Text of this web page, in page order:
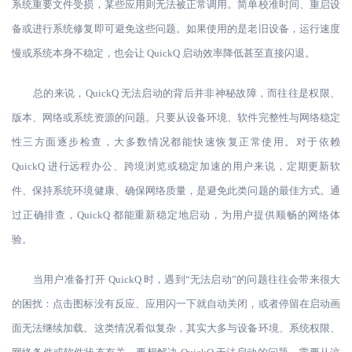
系统重要文件受损，某些应用则无法被正常调用。简单校准时间、重启设
备或进行系统修复即可避免这些问题。如果使用的是老旧设备，运行速度
慢或系统本身不稳定，也会让 QuickQ 启动效率降低甚至直接闪退。
总的来说， QuickQ 无法启动的背后并非神秘故障，而往往是权限、
版本、网络或系统资源的问题。只要从设备环境、软件完整性与网络稳定
性三方面逐步检查，大多数情况都能快速恢复正常使用。对于依赖
QuickQ 进行远程办公、跨境浏览或稳定加速的用户来说，定期更新软
件、保持系统环境健康、确保网络质量，是避免此类问题的最佳方式。通
过正确排查，QuickQ 都能重新稳定地启动，为用户提供顺畅的网络体
验。
当用户准备打开 QuickQ 时，遇到“无法启动”的问题往往会带来很大
的困扰：点击图标没有反应、应用闪一下就自动关闭，或者停留在启动画
面无法继续加载。这类情况看似复杂，其实大多与设备环境、系统权限、